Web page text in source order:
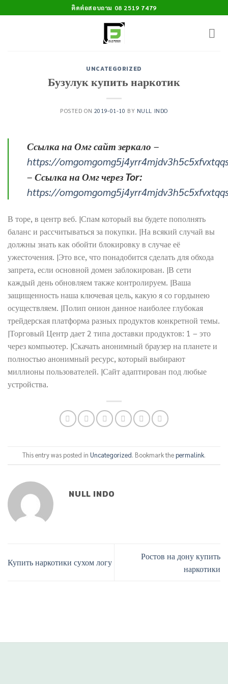
to
ติดต่อสอบถาม 08 2519 7479
UNCATEGORIZED
Бузулук купить наркотик
POSTED ON 2019-01-10 BY NULL INDO
Ссылка на Омг сайт зеркало –
https://
– Ссылка на Омг через Tor:
https://
В торе, в центр веб. |Спам который вы будете пополнять
баланс и рассчитываться за покупки. |На всякий случай вы
должны знать как обойти блокировку в случае её
ужесточения. |Это все, что понадобится сделать для обхода
запрета, если основной домен заблокирован. |В сети
каждый день обновляем также контролируем. |Ваша
защищенность наша ключевая цель, какую я со гордынею
осуществляем. |Полип онион данное наиболее глубокая
трейдерская платформа разных продуктов конкретной темы.
|Торговый Центр дает 2 типа доставки продуктов: 1 – это
через компьютер. |Скачать анонимный браузер на планете и
полностью анонимный ресурс, который выбирают
миллионы пользователей. |Сайт адаптирован под любые
устройства.
This entry was posted in Uncategorized. Bookmark thepermalink.
NULL INDO
Купить наркотики сухом логу
Ростов на дону купить
наркотики